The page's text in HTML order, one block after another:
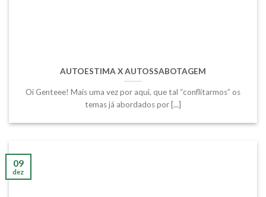
AUTOESTIMA X AUTOSSABOTAGEM
Oi Genteee! Mais uma vez por aqui, que tal “conflitarmos” os
temas já abordados por [...]
09
dez